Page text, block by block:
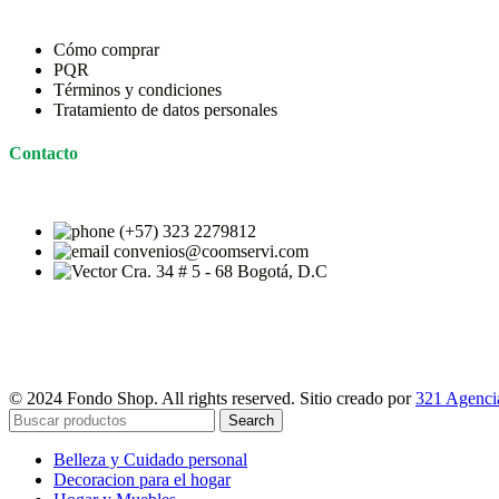
Cómo comprar
PQR
Términos y condiciones
Tratamiento de datos personales
Contacto
(+57) 323 2279812
convenios@coomservi.com
Cra. 34 # 5 - 68 Bogotá, D.C
© 2024 Fondo Shop. All rights reserved. Sitio creado por321
Search
Belleza y Cuidado personal
Decoracion para el hogar